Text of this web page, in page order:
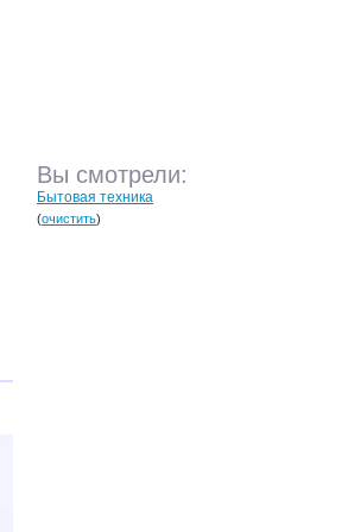
Вы смотрели:
Бытовая техника
(очистить)